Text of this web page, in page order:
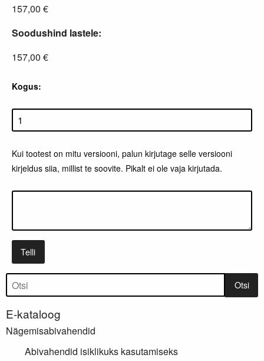
157,00 €
Soodushind lastele:
157,00 €
Kogus:
Kui tootest on mitu versiooni, palun kirjutage selle versiooni
kirjeldus siia, millist te soovite. Pikalt ei ole vaja kirjutada.
Telli
Tootepuu Otsi
E-kataloog
Nägemisabivahendid
Abivahendid isiklikuks kasutamiseks